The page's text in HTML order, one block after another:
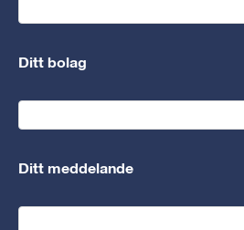
Ditt bolag
Ditt meddelande